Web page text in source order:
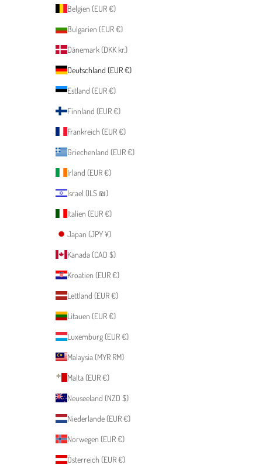
Belgien (EUR €)
Bulgarien (EUR €)
Dänemark (DKK kr.)
Deutschland (EUR €)
Estland (EUR €)
Finnland (EUR €)
Frankreich (EUR €)
Griechenland (EUR €)
Irland (EUR €)
Israel (ILS ₪)
Italien (EUR €)
Japan (JPY ¥)
Kanada (CAD $)
Kroatien (EUR €)
Lettland (EUR €)
Litauen (EUR €)
Luxemburg (EUR €)
Malaysia (MYR RM)
Malta (EUR €)
Neuseeland (NZD $)
Niederlande (EUR €)
Norwegen (EUR €)
Österreich (EUR €)